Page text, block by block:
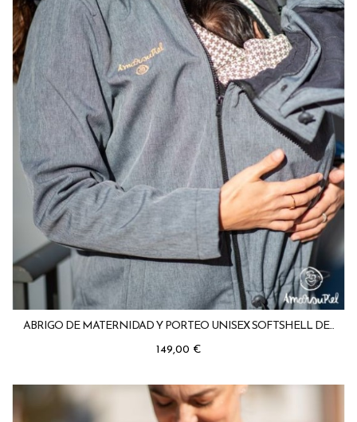
ABRIGO DE MATERNIDAD Y PORTEO UNISEX SOFTSHELL DE...
Precio
149,00 €